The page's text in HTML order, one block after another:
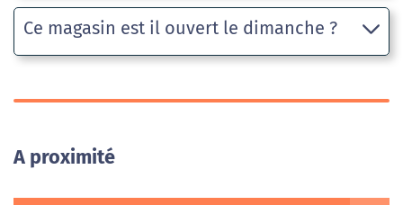
Ce magasin est il ouvert le dimanche ?
A proximité